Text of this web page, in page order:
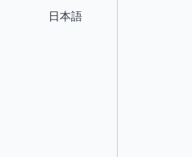
日本語